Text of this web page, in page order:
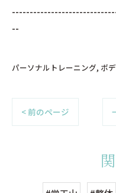
--
パーソナルトレーニング ボ
< 前のページ